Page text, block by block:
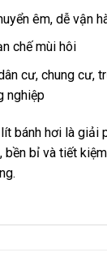
êm, dễ vận
chế mùi hôi
cư, chung cư,
nghiệp
bánh hơi là giải
bền bỉ và tiết